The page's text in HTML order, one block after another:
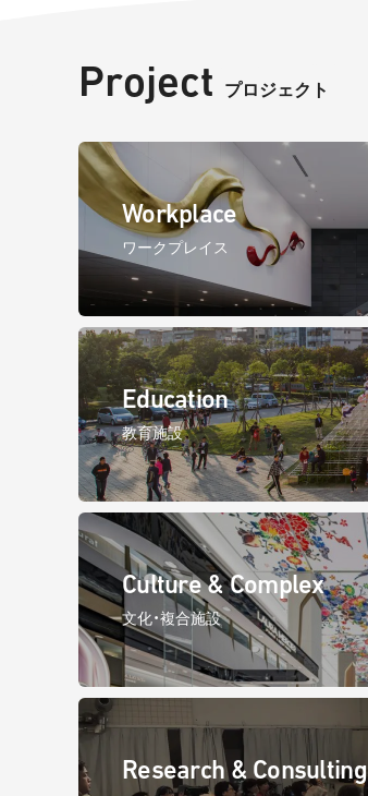
Project プロジェクト
Workplace
ワークプレイス
Education
教育施設
Culture & Complex
文化・複合施設
Research & Consulting